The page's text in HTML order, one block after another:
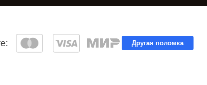
Другая поломка